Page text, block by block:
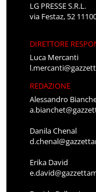
LG PRESSE S.R.L.
via Festaz, 52
DIRETTORE
Luca Mercanti
REDAZIONE
Alessandro
Danila Chenal
Erika David